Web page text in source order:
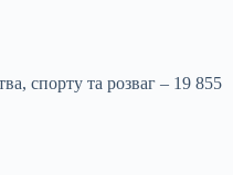
спорту та розваг – 19 855